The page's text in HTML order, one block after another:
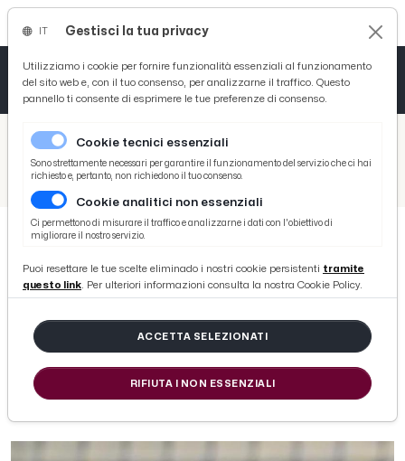
/ Picenotime
/ Serie B
/ Modena-V.Entella 0-1, le voci di Crespo e Aglietti post gara
Modena-V.Entella 0-1, le voci di
Crespo e Aglietti post gara
domenica 29 novembre 2015
Gestisci la tua privacy
Utilizziamo i cookie per fornire funzionalità essenziali al funzionamento
del sito web e, con il tuo consenso, per analizzarne il traffico. Questo
pannello ti consente di esprimere le tue preferenze di consenso.
Cookie tecnici essenziali
Sono strettamente necessari per garantire il funzionamento del servizio che ci hai
richiesto e, pertanto, non richiedono il tuo consenso.
Cookie analitici non essenziali
Ci permettono di misurare il traffico e analizzarne i dati con l'obiettivo di
migliorare il nostro servizio.
Puoi resettare le tue scelte eliminado i nostri cookie persistenti tramite
questo link. Per ulteriori informazioni consulta la nostra Cookie Policy.
ACCETTA SELEZIONATI
RIFIUTA I NON ESSENZIALI
Tutto News
Tutto Sport
Basket
Ciclismo
Tutto Curiosità